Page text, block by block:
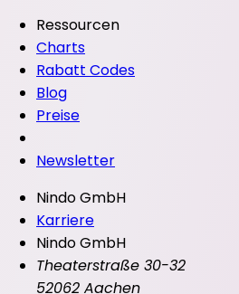
Ressourcen
Charts
Rabatt Codes
Blog
Preise
Newsletter
Nindo GmbH
Karriere
Nindo GmbH
Theaterstraße 30-32
52062 Aachen